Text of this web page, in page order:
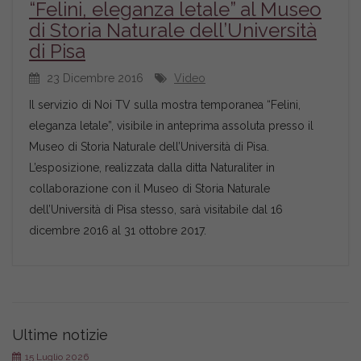
“Felini, eleganza letale” al Museo
di Storia Naturale dell’Università
di Pisa
23 Dicembre 2016 Video
Il servizio di Noi TV sulla mostra temporanea “Felini,
eleganza letale”, visibile in anteprima assoluta presso il
Museo di Storia Naturale dell’Università di Pisa.
L’esposizione, realizzata dalla ditta Naturaliter in
collaborazione con il Museo di Storia Naturale
dell’Università di Pisa stesso, sarà visitabile dal 16
dicembre 2016 al 31 ottobre 2017.
Ultime notizie
15 Luglio 2026